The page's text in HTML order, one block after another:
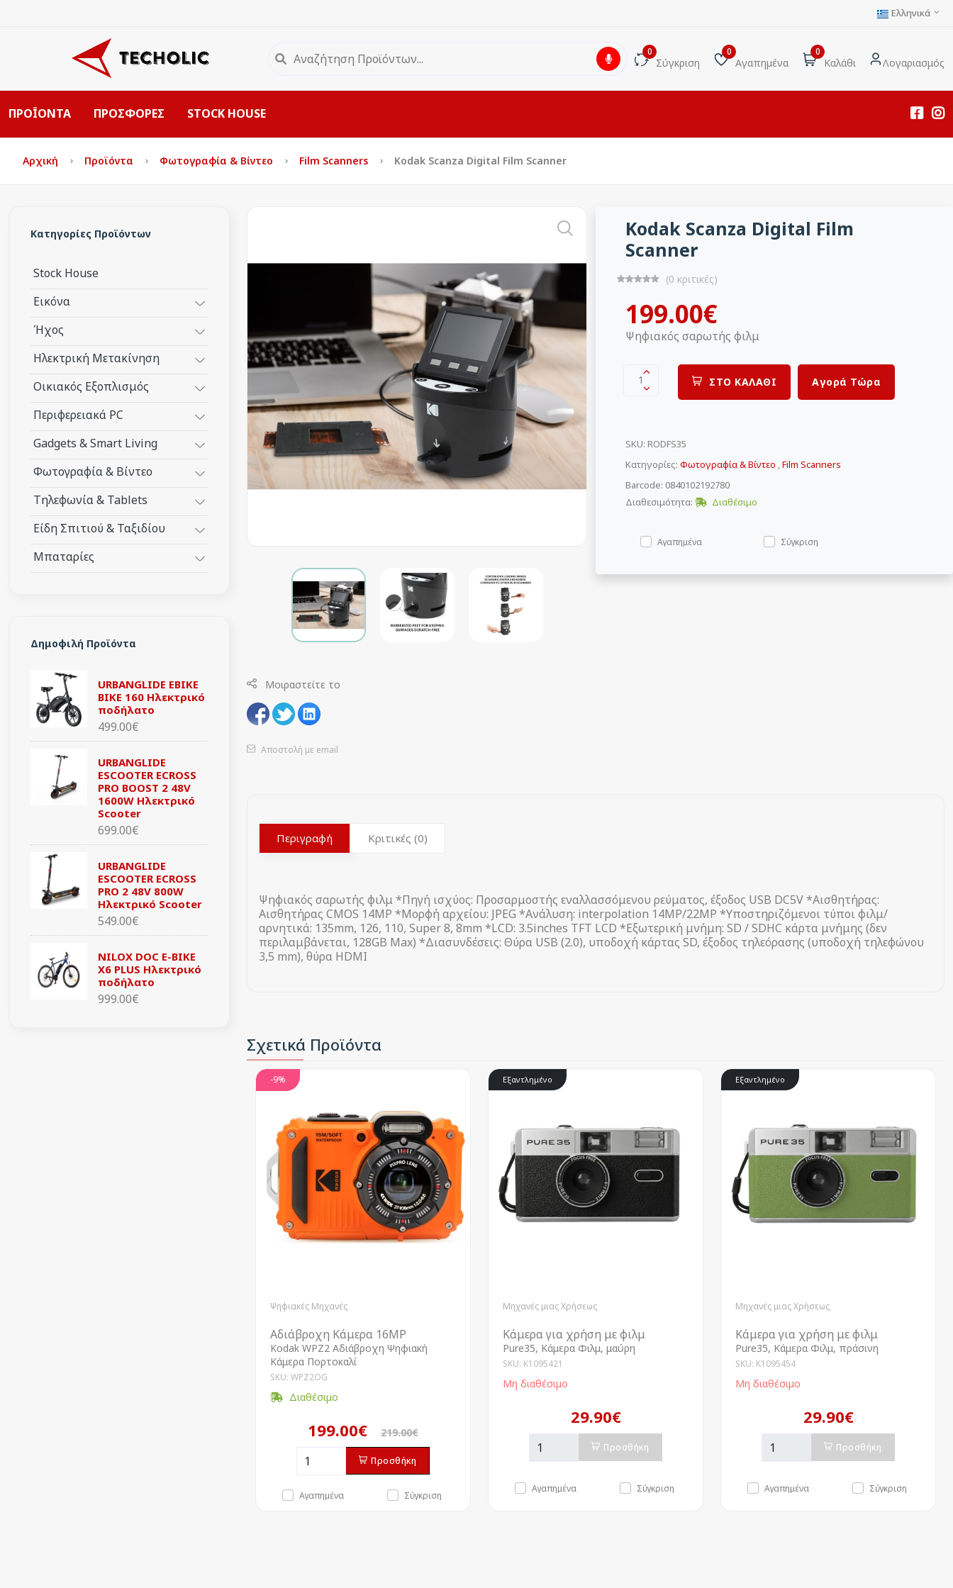
Ελληνικά
0
Σύγκριση
0
Αγαπημένα
0
Καλάθι Λογαριασμός
ΠΡΟΪΟΝΤΑ ΠΡΟΣΦΟΡΕΣ STOCK HOUSE
Αρχική Προϊόντα Φωτογραφία & Βίντεο Film Scanners Kodak Scanza Digital Film Scanner
Κατηγορίες Προϊόντων
Stock House
Εικόνα
Ήχος
Ηλεκτρική Μετακίνηση
Οικιακός Εξοπλισμός
Περιφερειακά PC
Gadgets & Smart Living
Φωτογραφία & Βίντεο
Τηλεφωνία & Tablets
Είδη Σπιτιού & Ταξιδίου
Μπαταρίες
Δημοφιλή Προϊόντα
URBANGLIDE EBIKE
BIKE 160 Ηλεκτρικό
ποδήλατο
499.00€
URBANGLIDE
ESCOOTER ECROSS
PRO BOOST 2 48V
1600W Ηλεκτρικό
Scooter
699.00€
URBANGLIDE
ESCOOTER ECROSS
PRO 2 48V 800W
Ηλεκτρικό Scooter
549.00€
NILOX DOC E-BIKE
X6 PLUS Ηλεκτρικό
ποδήλατο
999.00€
Μοιραστείτε το
Αποστολή με email
Kodak Scanza Digital Film
Scanner
(0 κριτικές)
199.00€
Ψηφιακός σαρωτής φιλμ
1 ΣΤΟ ΚΑΛΑΘΙ Αγορά Τώρα
SKU: RODFS35
Κατηγορίες: Φωτογραφία & Βίντεο ,Film Scanners
Barcode: 0840102192780
Διαθεσιμότητα:
Διαθέσιμο
Αγαπημένα Σύγκριση
Περιγραφή Κριτικές (0)
Ψηφιακός σαρωτής φιλμ *Πηγή ισχύος: Προσαρμοστής εναλλασσόμενου ρεύματος, έξοδος USB DC5V *Αισθητήρας:
Αισθητήρας CMOS 14MP *Μορφή αρχείου: JPEG *Ανάλυση: interpolation 14MP/22MP *Υποστηριζόμενοι τύποι φιλμ/
αρνητικά: 135mm, 126, 110, Super 8, 8mm *LCD: 3.5inches TFT LCD *Εξωτερική μνήμη: SD / SDHC κάρτα μνήμης (δεν
περιλαμβάνεται, 128GB Max) *Διασυνδέσεις: Θύρα USB (2.0), υποδοχή κάρτας SD, έξοδος τηλεόρασης (υποδοχή τηλεφώνου
3,5 mm), θύρα HDMI
Σχετικά Προϊόντα
-9%
Ψηφιακές Μηχανές
Αδιάβροχη Κάμερα 16MP
Kodak WPZ2 Αδιάβροχη Ψηφιακή
Κάμερα Πορτοκαλί
SKU: WPZ2OG
Διαθέσιμο
199.00€ 219.00€
Προσθήκη
Αγαπημένα Σύγκριση
Εξαντλημένο
Μηχανές μιας Χρήσεως
Κάμερα για χρήση με φιλμ
Pure35, Κάμερα Φιλμ, μαύρη
SKU: K1095421
Μη διαθέσιμο
29.90€
Προσθήκη
Αγαπημένα Σύγκριση
Εξαντλημένο
Μηχανές μιας Χρήσεως
Κάμερα για χρήση με φιλμ
Pure35, Κάμερα Φιλμ, πράσινη
SKU: K1095454
Μη διαθέσιμο
29.90€
Προσθήκη
Αγαπημένα Σύγκριση